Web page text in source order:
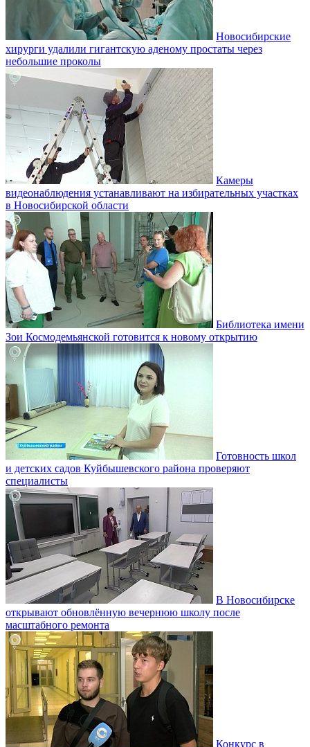
Новосибирские
хирурги удалили гигантскую аденому простаты через
небольшие проколы
Камеры
видеонаблюдения устанавливают на избирательных участках
в Новосибирской области
Библиотека имени
Зои Космодемьянской готовится к новому открытию
Готовность школ
и детских садов Куйбышевского района проверяют
специалисты
В Новосибирске
открывают обновлённую вечернюю школу после
масштабного ремонта
Конкурс в